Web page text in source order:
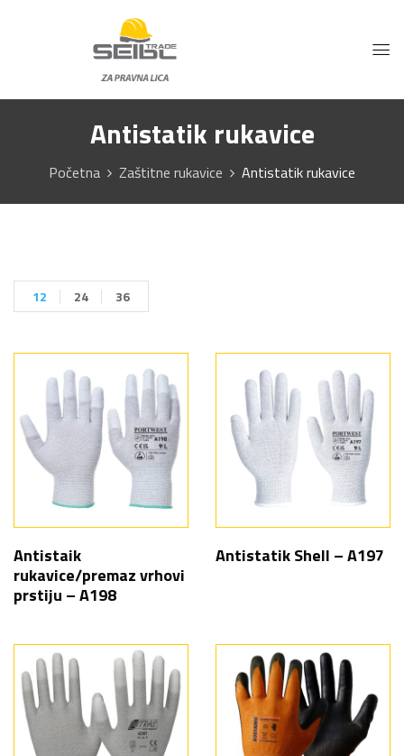
Antistatik rukavice
Početna Zaštitne rukavice Antistatik rukavice
12 24 36
Antistaik
rukavice/premaz vrhovi
prstiju – A198
Antistatik Shell – A197